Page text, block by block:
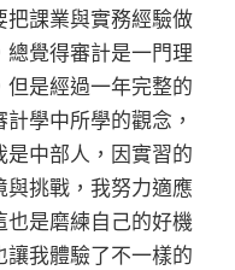
課業與實務經驗做
覺得審計是一門理
是經過一年完整的
學中所學的觀念，
中部人，因實習的
挑戰，我努力適應
是磨練自己的好機
我體驗了不一樣的